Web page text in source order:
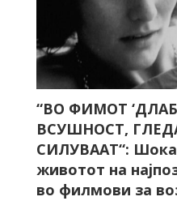
“ВО ФИМОТ
ВСУШНОСТ,
СИЛУВААТ“:
животот на
во филмови за